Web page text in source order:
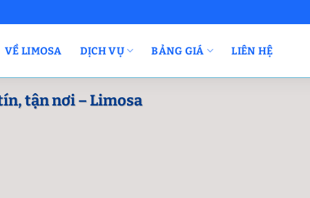
VỀ LIMOSA DỊCH VỤ BẢNG GIÁ LIÊN HỆ
tận nơi – Limosa